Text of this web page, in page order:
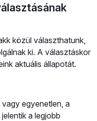
közül választhatunk,
ki. A választáskor
aktuális állapotát.
egyenetlen, a
a legjobb